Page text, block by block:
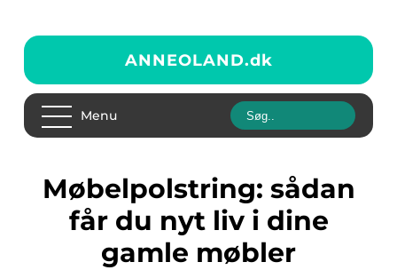
ANNEOLAND.dk
Menu
Møbelpolstring: sådan
får du nyt liv i dine
gamle møbler